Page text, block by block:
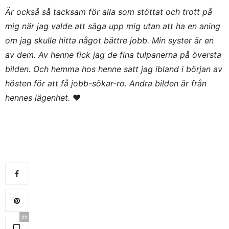
Är också så tacksam för alla som stöttat och trott på
mig när jag valde att säga upp mig utan att ha en aning
om jag skulle hitta något bättre jobb. Min syster är en
av dem. Av henne fick jag de fina tulpanerna på översta
bilden. Och hemma hos henne satt jag ibland i början av
hösten för att få jobb-sökar-ro. Andra bilden är från
hennes lägenhet. ♥
22